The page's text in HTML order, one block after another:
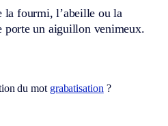
la fourmi, l’abeille ou la
porte un aiguillon venimeux.
du mot grabatisation ?